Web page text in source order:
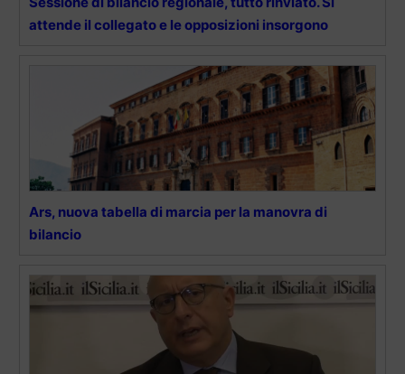
attende il collegato e le opposizioni insorgono
Ars, nuova tabella di marcia per la manovra di
bilancio